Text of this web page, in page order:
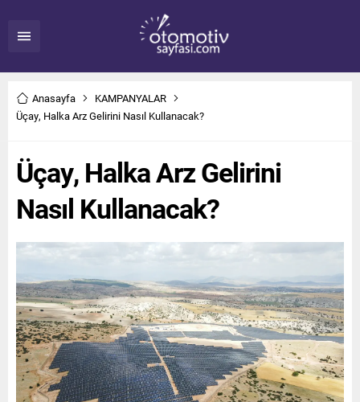
Anasayfa
KAMPANYALAR
Üçay, Halka Arz Gelirini Nasıl Kullanacak?
Üçay, Halka Arz Gelirini
Nasıl Kullanacak?